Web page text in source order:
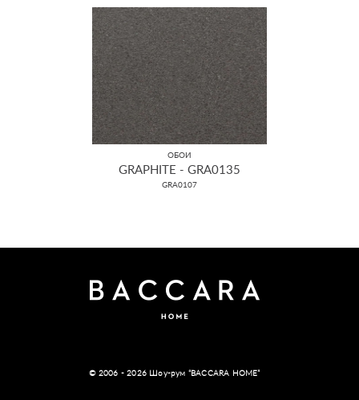
ОБОИ
GRAPHITE - GRA0135
GRA0107
© 2006 - 2026 Шоу-рум “BACCARA HOME”